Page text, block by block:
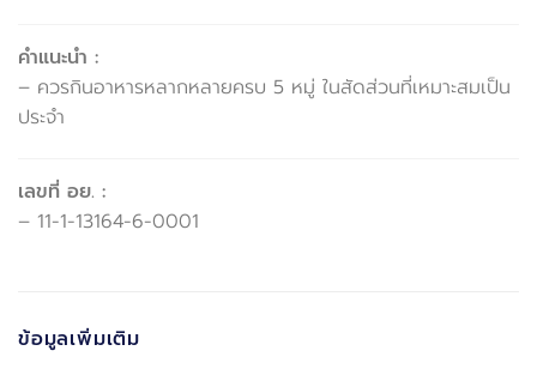
คำแนะนำ :
– ควรกินอาหารหลากหลายครบ 5 หมู่ ในสัดส่วนที่เหมาะสมเป็น
ประจำ
เลขที่ อย. :
– 11-1-13164-6-0001
ข้อมูลเพิ่มเติม